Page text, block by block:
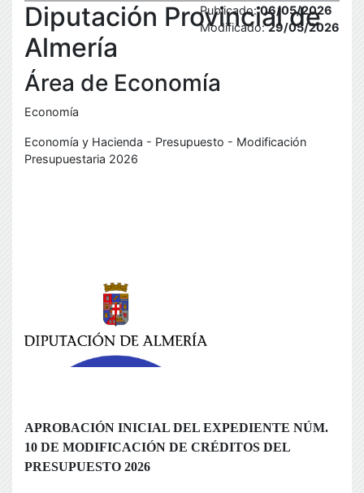
Diputación Provincial de
Almería
Área de Economía
Economía
Economía y Hacienda - Presupuesto - Modificación
Presupuestaria 2026
Publicado:06/05/2026
Modificado:29/05/2026
APROBACIÓN INICIAL DEL EXPEDIENTE NÚM.
10 DE MODIFICACIÓN DE CRÉDITOS DEL
PRESUPUESTO 2026